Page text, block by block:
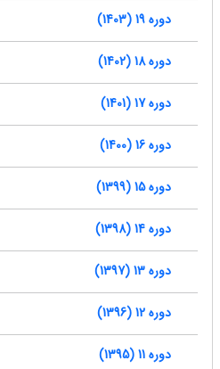
دوره 19 (1403)
دوره 18 (1402)
دوره 17 (1401)
دوره 16 (1400)
دوره 15 (1399)
دوره 14 (1398)
دوره 13 (1397)
دوره 12 (1396)
دوره 11 (1395)